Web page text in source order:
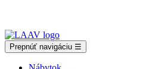
Prepnúť navigáciu ☰